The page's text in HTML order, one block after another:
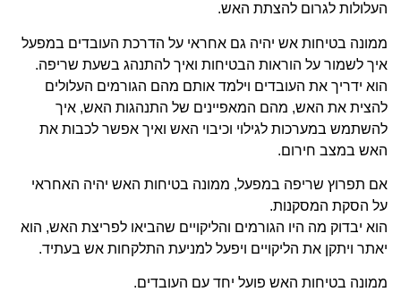
העלולות לגרום להצתת האש.
ממונה בטיחות אש יהיה גם אחראי על הדרכת העובדים במפעל
איך לשמור על הוראות הבטיחות ואיך להתנהג בשעת שריפה.
הוא ידריך את העובדים וילמד אותם מהם הגורמים העלולים
להצית את האש, מהם המאפיינים של התנהגות האש, איך
להשתמש במערכות לגילוי וכיבוי האש ואיך אפשר לכבות את
האש במצב חירום.
אם תפרוץ שריפה במפעל, ממונה בטיחות האש יהיה האחראי
על הסקת המסקנות.
הוא יבדוק מה היו הגורמים והליקויים שהביאו לפריצת האש, הוא
יאתר ויתקן את הליקויים ויפעל למניעת התלקחות אש בעתיד.
ממונה בטיחות האש פועל יחד עם העובדים.